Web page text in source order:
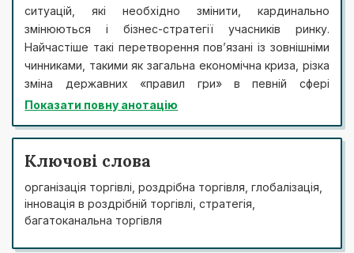
ситуацій, які необхідно змінити, кардинально
змінюються і бізнес-стратегії учасників ринку.
Найчастіше такі перетворення пов’язані із зовнішніми
чинниками, такими як загальна економічна криза, різка
зміна державних «правил гри» в певній сфері
економічних відносин, а також інший зовнішній чинник,
конкурентів. Розробка організаційно-економічного
механізму забезпечення інноваційного розвитку
внутрішніх і зовнішніх чинників досліджуваної
системи, формування стратегій та програм
підвищення інноваційного потенціалу її учасників,
їхньої активної взаємодії, формування організаційно-
Показати повну анотацію
Ключові слова
організація торгівлі, роздрібна торгівля, глобалізація,
інновація в роздрібній торгівлі, стратегія,
багатоканальна торгівля